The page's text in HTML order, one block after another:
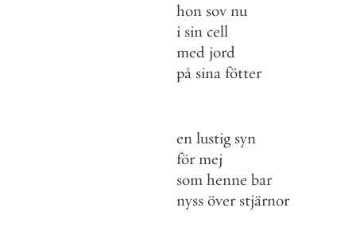
hon sov nu
i sin cell
med jord
på sina fötter
en lustig syn
för mej
som henne bar
nyss över stjärnor